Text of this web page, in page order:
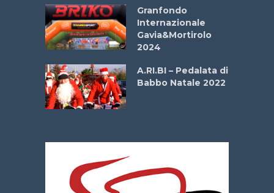
Granfondo
Internazionale
Gavia&Mortirolo
2024
A.RI.BI – Pedalata di
Babbo Natale 2022